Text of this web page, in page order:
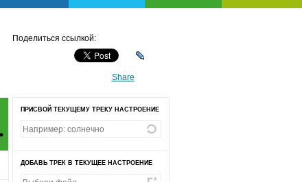
Поделиться ссылкой:
Share
ПРИСВОЙ ТЕКУЩЕМУ ТРЕКУ НАСТРОЕНИЕ
ДОБАВЬ ТРЕК В ТЕКУЩЕЕ НАСТРОЕНИЕ